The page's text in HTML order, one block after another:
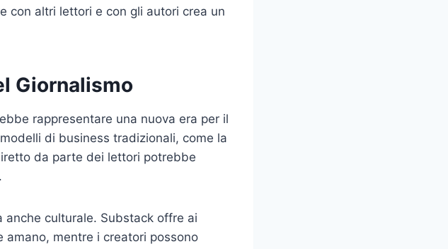
con altri lettori e con gli autori crea un
Giornalismo
rappresentare una nuova era per il
di business tradizionali, come la
da parte dei lettori potrebbe
anche culturale. Substack offre ai
amano, mentre i creatori possono